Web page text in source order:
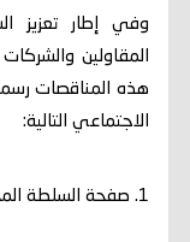
وفي إطار تعزيز
المقاولين
هذه المناقصات
الاجتماعي التالية:
1. صفحة السلطة المحلية بالعاصمة عدن الرسمية على فيسبوك